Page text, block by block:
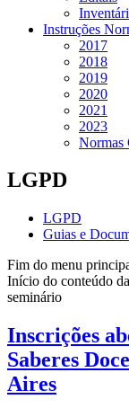
Instruções
2017
2018
2019
2020
2021
2023
Normas
LGPD
LGPD
Guias e
Fim do menu
Início do conteúdo
seminário
Inscrições
Saberes
Aires